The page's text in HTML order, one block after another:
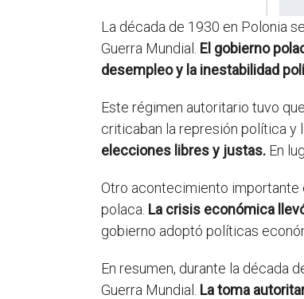
La década de 1930 en Polonia
Guerra Mundial. El gobierno
desempleo y la inestabilidad
Este régimen autoritario tuvo
criticaban la represión política y
elecciones libres y justas. En
Otro acontecimiento importante
polaca. La crisis económica
gobierno adoptó políticas
En resumen, durante la década
Guerra Mundial. La toma